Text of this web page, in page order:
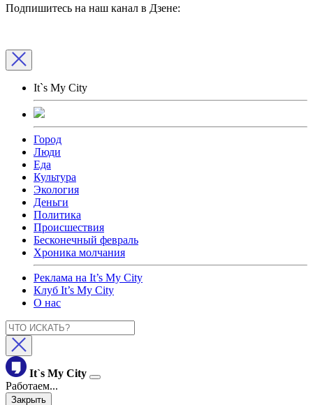
Подпишитесь на наш канал в Дзене:
It`s My City
Город
Люди
Еда
Культура
Экология
Деньги
Политика
Происшествия
Бесконечный февраль
Хроника молчания
Реклама на It’s My City
Клуб It’s My City
О нас
It`s My City
Работаем...
Закрыть